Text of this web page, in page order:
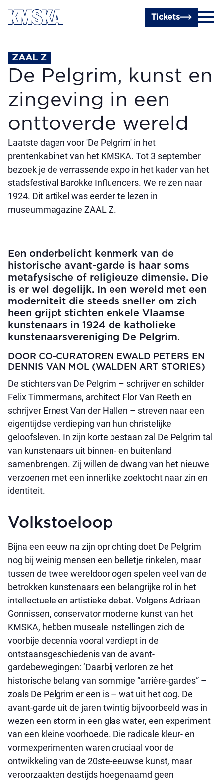
Ga naar hoofdinhoud
Tickets
ZAAL Z
De Pelgrim, kunst en
zingeving in een
onttoverde wereld
Laatste dagen voor 'De Pelgrim' in het
prentenkabinet van het KMSKA. Tot 3 september
bezoek je de verrassende expo in het kader van het
stadsfestival Barokke Influencers. We reizen naar
1924. Dit artikel was eerder te lezen in
museummagazine ZAAL Z.
Een onderbelicht kenmerk van de
historische avant-garde is haar soms
metafysische of religieuze dimensie. Die
is er wel degelijk. In een wereld met een
moderniteit die steeds sneller om zich
heen grijpt stichten enkele Vlaamse
kunstenaars in 1924 de katholieke
kunstenaarsvereniging De Pelgrim.
DOOR CO-CURATOREN EWALD PETERS EN
DENNIS VAN MOL (WALDEN ART STORIES)
De stichters van De Pelgrim – schrijver en schilder
Felix Timmermans, architect Flor Van Reeth en
schrijver Ernest Van der Hallen – streven naar een
eigentijdse verdieping van hun christelijke
geloofsleven. In zijn korte bestaan zal De Pelgrim tal
van kunstenaars uit binnen- en buitenland
samenbrengen. Zij willen de dwang van het nieuwe
verzoenen met een innerlijke zoektocht naar zin en
identiteit.
Volkstoeloop
Bijna een eeuw na zijn oprichting doet De Pelgrim
nog bij weinig mensen een belletje rinkelen, maar
tussen de twee wereldoorlogen spelen veel van de
betrokken kunstenaars een belangrijke rol in het
intellectuele en artistieke debat. Volgens Adriaan
Gonnissen, conservator moderne kunst van het
KMSKA, hebben museale instellingen zich de
voorbije decennia vooral verdiept in de
ontstaansgeschiedenis van de avant-
gardebewegingen: ‘Daarbij verloren ze het
historische belang van sommige “arrière-gardes” –
zoals De Pelgrim er een is – wat uit het oog. De
avant-garde uit de jaren twintig bijvoorbeeld was in
wezen een storm in een glas water, een experiment
van een kleine voorhoede. Die radicale kleur- en
vormexperimenten waren cruciaal voor de
ontwikkeling van de 20ste-eeuwse kunst, maar
veroorzaakten destijds hoegenaamd geen